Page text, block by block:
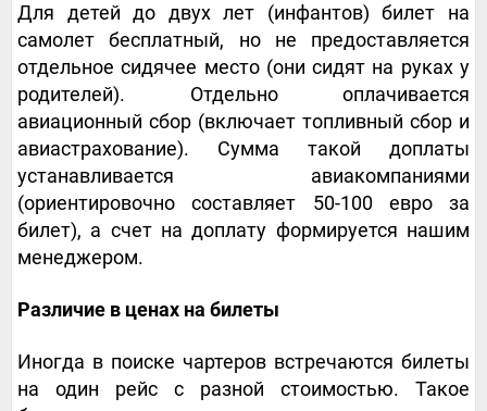
Для детей до двух лет (инфантов) билет на
самолет бесплатный, но не предоставляется
отдельное сидячее место (они сидят на руках у
родителей). Отдельно оплачивается
авиационный сбор (включает топливный сбор и
авиастрахование). Сумма такой доплаты
устанавливается авиакомпаниями
(ориентировочно составляет 50-100 евро за
билет), а счет на доплату формируется нашим
менеджером.
Различие в ценах на билеты
Иногда в поиске чартеров встречаются билеты
на один рейс с разной стоимостью. Такое